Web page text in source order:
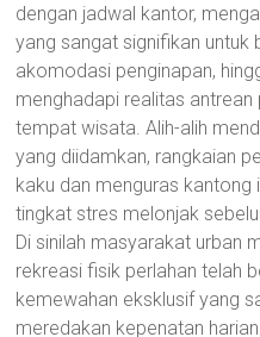
dengan jadwal kantor,
yang sangat signifikan untuk
akomodasi penginapan,
menghadapi realitas
tempat wisata. Alih-alih
yang diidamkan, rangkaian
kaku dan menguras
tingkat stres melonjak
Di sinilah masyarakat urban
rekreasi fisik perlahan telah
kemewahan eksklusif yang
meredakan kepenatan